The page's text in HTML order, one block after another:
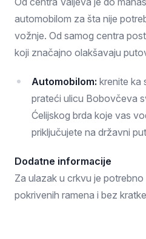
automobilom za šta nije
vožnje. Od samog centra
koji značajno olakšavaju
Automobilom: krenite ka
prateći ulicu Bobovčeva
Ćelijskog brda koje vas
priključujete na državni
Dodatne informacije
Za ulazak u crkvu je
pokrivenih ramena i bez